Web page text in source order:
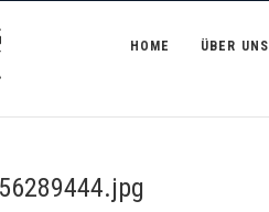
Hofheim i.UFr.
HOME ÜBER UNS